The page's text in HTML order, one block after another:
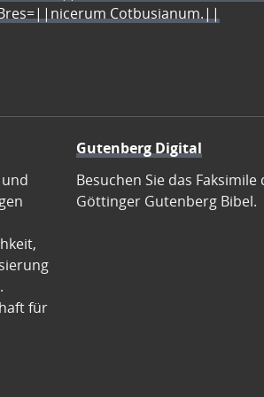
Cotbusianum.||
für
Gutenberg Digital
Besuchen Sie das Faksimile
Göttinger Gutenberg Bibel.